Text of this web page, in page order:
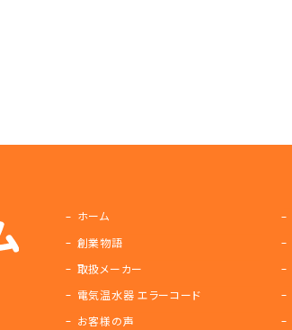
ホーム
創業物語
取扱メーカー
電気温水器 エラーコード
お客様の声